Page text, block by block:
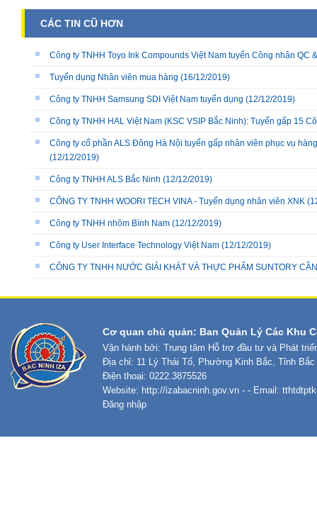
CÁC TIN CŨ HƠN
Công ty TNHH Toyo Ink Compounds Việt Nam tuyển Công nhân QC
Tuyển dụng Nhân viên mua hàng (16/12/2019)
Công ty TNHH Samsung SDI Việt Nam tuyển dụng (12/12/2019)
Công ty TNHH HAL Việt Nam (KSC VSIP Bắc Ninh): Tuyển gấp 15
Công ty cổ phần ALS Đông Hà Nội tuyển gấp nhân viên phục vụ
(12/12/2019)
Công ty TNHH ALS Bắc Ninh (12/12/2019)
CÔNG TY TNHH WOORI TECH VINA - Tuyển dụng nhân viên XNK
Công ty TNHH nhôm Bình Nam (12/12/2019)
Công ty User Interface Technology Việt Nam (12/12/2019)
CÔNG TY TNHH NƯỚC GIẢI KHÁT VÀ THỰC PHẨM SUNTORY
Cơ quan chủ quản: Ban Quản Lý Các Khu
Vận hành bởi: Trung tâm Hỗ trợ đầu tư và Phát
Địa chỉ: 11 Lý Thái Tổ, Phường Kinh Bắc, Tỉnh Bắc
Điện thoại: 0222.3875526
Website: http://izabacninh.gov.vn - - Email:
Đăng nhập